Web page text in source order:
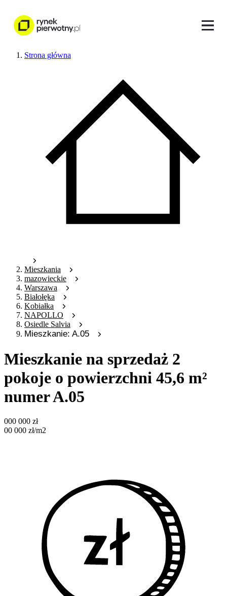
Strona główna
Mieszkania
mazowieckie
Warszawa
Białołęka
Kobiałka
NAPOLLO
Osiedle Salvia
Mieszkanie: A.05
Mieszkanie na sprzedaż 2
pokoje o powierzchni 45,6 m²
numer A.05
000 000 zł
00 000 zł/m2